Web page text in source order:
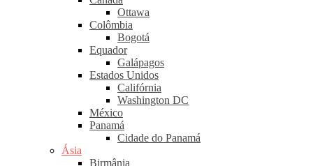
Ottawa
Colômbia
Bogotá
Equador
Galápagos
Estados Unidos
Califórnia
Washington DC
México
Panamá
Cidade do Panamá
Ásia
Birmânia